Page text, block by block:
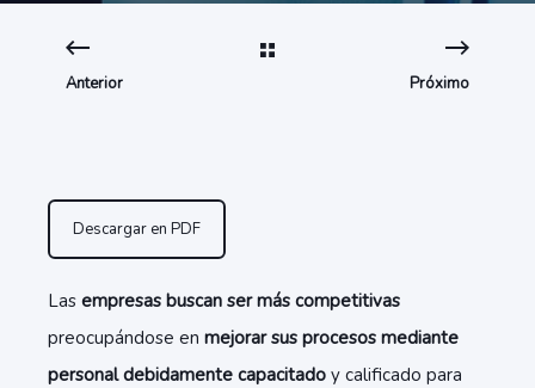
Anterior Próximo
Descargar en PDF
Las empresas buscan ser más competitivas
preocupándose en mejorar sus procesos mediante
personal debidamente capacitado y calificado para